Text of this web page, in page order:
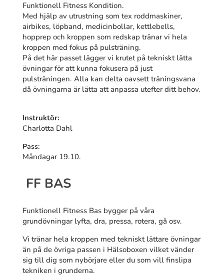
Funktionell Fitness Kondition.
Med hjälp av utrustning som tex roddmaskiner,
airbikes, löpband, medicinbollar, kettlebells,
hopprep och kroppen som redskap tränar vi hela
kroppen med fokus på pulsträning.
På det här passet lägger vi krutet på tekniskt lätta
övningar för att kunna fokusera på just
pulsträningen. Alla kan delta oavsett träningsvana
då övningarna är lätta att anpassa utefter ditt behov.
Instruktör:
Charlotta Dahl
Pass:
Måndagar 19.10.
FF BAS
Funktionell Fitness Bas bygger på våra
grundövningar lyfta, dra, pressa, rotera, gå osv.
Vi tränar hela kroppen med tekniskt lättare övningar
än på de övriga passen i Hälsoboxen vilket vänder
sig till dig som nybörjare eller du som vill finslipa
tekniken i grunderna.